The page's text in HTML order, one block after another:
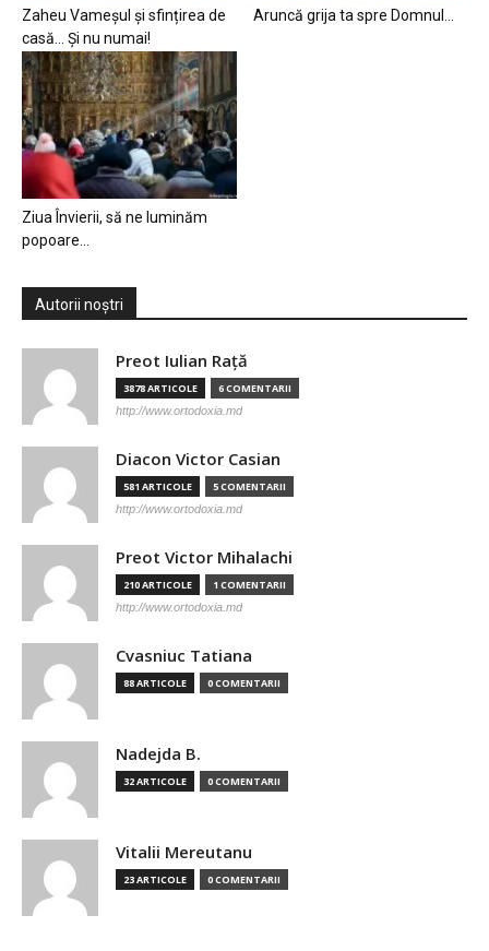
Zaheu Vameșul și sfințirea de
casă… Și nu numai!
Aruncă grija ta spre Domnul…
Ziua Învierii, să ne luminăm
popoare…
Autorii noștri
Preot Iulian Raţă
3878 ARTICOLE 6 COMENTARII
http://www.ortodoxia.md
Diacon Victor Casian
581 ARTICOLE 5 COMENTARII
http://www.ortodoxia.md
Preot Victor Mihalachi
210 ARTICOLE 1 COMENTARII
http://www.ortodoxia.md
Cvasniuc Tatiana
88 ARTICOLE 0 COMENTARII
Nadejda B.
32 ARTICOLE 0 COMENTARII
Vitalii Mereutanu
23 ARTICOLE 0 COMENTARII